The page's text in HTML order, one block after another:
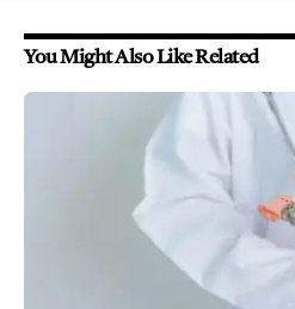
You Might Also Like Related